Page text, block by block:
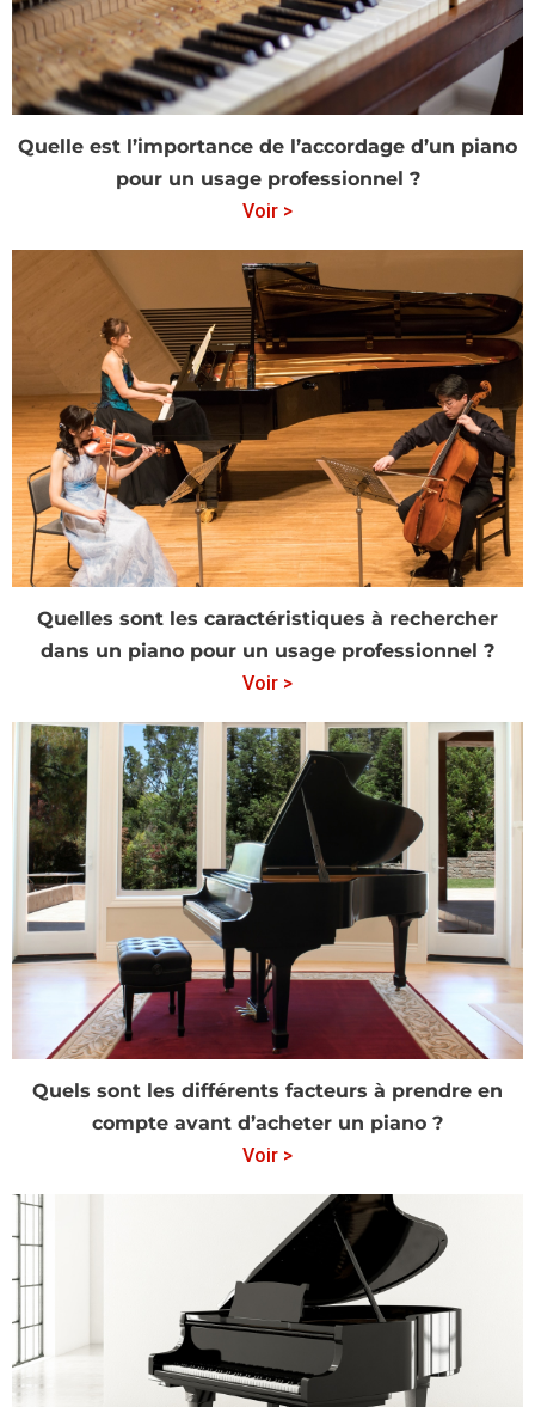
Quelle est l’importance de l’accordage d’un piano
pour un usage professionnel ?
Voir >
Quelles sont les caractéristiques à rechercher
dans un piano pour un usage professionnel ?
Voir >
Quels sont les différents facteurs à prendre en
compte avant d’acheter un piano ?
Voir >